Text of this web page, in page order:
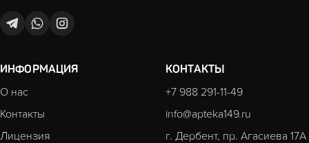
ИНФОРМАЦИЯ
О нас
Контакты
Лицензия
КОНТАКТЫ
+7 988 291-11-49
info@apteka149.ru
г. Дербент, пр. Агасиева 17А